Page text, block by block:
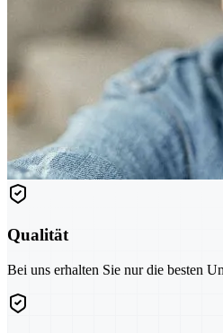
Qualität
Bei uns erhalten Sie nur die besten